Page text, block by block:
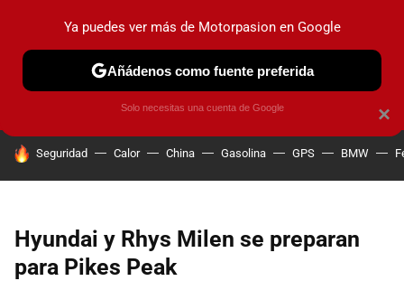
PRUEBAS COCHES ELÉCTRICOS OBSERVATORIO
HOY SE HABLA DE
Seguridad Calor China Gasolina GPS BMW
Hyundai y Rhys Milen se preparan
para Pikes Peak
×
Ya puedes ver más de Motorpasion en Google
Añádenos como fuente preferida
Solo necesitas una cuenta de Google